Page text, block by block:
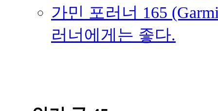
가민 포러너 165
러너에게는 좋다.